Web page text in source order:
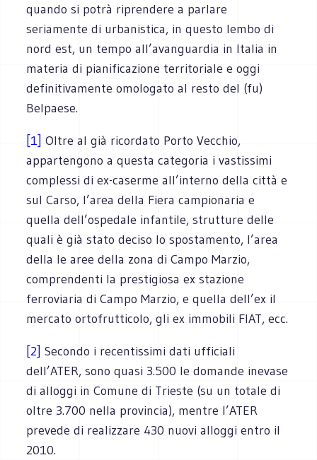
quando si potrà riprendere a parlare
seriamente di urbanistica, in questo lembo di
nord est, un tempo all’avanguardia in Italia in
materia di pianificazione territoriale e oggi
definitivamente omologato al resto del (fu)
Belpaese.
[1] Oltre al già ricordato Porto Vecchio,
appartengono a questa categoria i vastissimi
complessi di ex-caserme all’interno della città e
sul Carso, l’area della Fiera campionaria e
quella dell’ospedale infantile, strutture delle
quali è già stato deciso lo spostamento, l’area
della le aree della zona di Campo Marzio,
comprendenti la prestigiosa ex stazione
ferroviaria di Campo Marzio, e quella dell’ex il
mercato ortofrutticolo, gli ex immobili FIAT, ecc.
[2] Secondo i recentissimi dati ufficiali
dell’ATER, sono quasi 3.500 le domande inevase
di alloggi in Comune di Trieste (su un totale di
oltre 3.700 nella provincia), mentre l’ATER
prevede di realizzare 430 nuovi alloggi entro il
2010.